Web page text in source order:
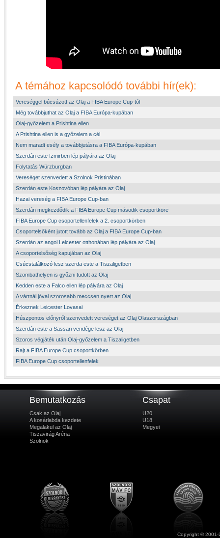
A témához kapcsolódó további hír(ek):
Vereséggel búcsúzott az Olaj a FIBA Europe Cup-tól
Még továbbjuthat az Olaj a FIBA Európa-kupában
Olaj-győzelem a Prishtina ellen
A Prishtina ellen is a győzelem a cél
Nem maradt esély a továbbjutásra a FIBA Európa-kupában
Szerdán este Izmirben lép pályára az Olaj
Folytatás Würzburgban
Vereséget szenvedett a Szolnok Pristinában
Szerdán este Koszovóban lép pályára az Olaj
Hazai vereség a FIBA Europe Cup-ban
Szerdán megkezdődik a FIBA Europe Cup második csoportköre
FIBA Europe Cup csoportellenfelek a 2. csoportkörben
Csoportelsőként jutott tovább az Olaj a FIBA Europe Cup-ban
Szerdán az angol Leicester otthonában lép pályára az Olaj
A csoportelsőség kapujában az Olaj
Csúcstalálkozó lesz szerda este a Tiszaligetben
Szombathelyen is győzni tudott az Olaj
Kedden este a Falco ellen lép pályára az Olaj
A vártnál jóval szorosabb meccsen nyert az Olaj
Érkeznek Leicester Lovasai
Húszpontos előnyről szenvedett vereséget az Olaj Olaszországban
Szerdán este a Sassari vendége lesz az Olaj
Szoros végjáték után Olaj-győzelem a Tiszaligetben
Rajt a FIBA Europe Cup csoportkörben
FIBA Europe Cup csoportellenfelek
Bemutatkozás
Csak az Olaj
A kosárlabda kezdete
Megalakul az Olaj
Tiszavirág Aréna
Szolnok
Csapat
U20
U18
Megyei
Copyright ©